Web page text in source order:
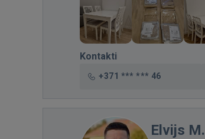
Kontakti
+371 *** *** 46
Elvijs M.